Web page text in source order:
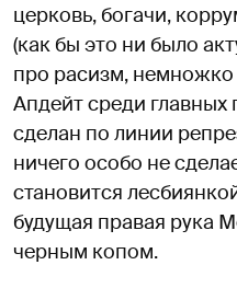
церковь, богачи,
(как бы это ни было
про расизм,
Апдейт среди главных
сделан по линии
ничего особо не
становится
будущая правая рука
черным копом.